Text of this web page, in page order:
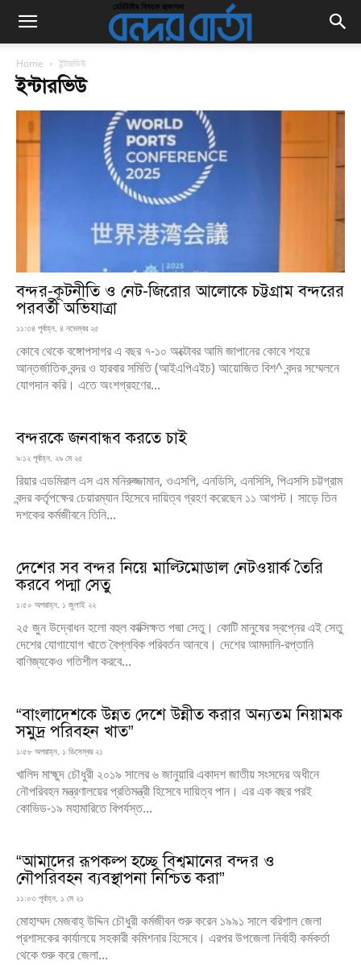
Home ইন্টারভিউ
ইন্টারভিউ
বন্দর-কূটনীতি ও নেট-জিরোর আলোকে চট্টগ্রাম বন্দরের
পরবর্তী অভিযাত্রা
১১:৩৪ পূর্বাহ্ন, ৪ নভেম্বর ২৫
কোবে থেকে বঙ্গোপসাগর এ বছর ৭-১০ অক্টোবর আমি জাপানের কোবে শহরে
আন্তর্জাতিক বন্দর ও হারবার সমিতি (আইএপিএইচ) আয়োজিত বিশ^ বন্দর সম্মেলনে
যোগদান করি। এতে অংশগ্রহণের...
বন্দরকে জনবান্ধব করতে চাই
৯:১২ পূর্বাহ্ন, ২৯ মে ২৫
রিয়ার এডমিরাল এস এম মনিরুজ্জামান, ওএসপি, এনডিসি, এনসিসি, পিএসসি চট্টগ্রাম
বন্দর কর্তৃপক্ষের চেয়ারম্যান হিসেবে দায়িত্ব গ্রহণ করেছেন ১১ আগস্ট। সাড়ে তিন
দশকের কর্মজীবনে তিনি...
দেশের সব বন্দর নিয়ে মাল্টিমোডাল নেটওয়ার্ক তৈরি
করবে পদ্মা সেতু
১:৫০ অপরাহ্ন, ১ জুলাই ২২
২৫ জুন উদ্বোধন হলো বহুল কাক্সিক্ষত পদ্মা সেতু। কোটি মানুষের স্বপ্নের এই সেতু
দেশের যোগাযোগ খাতে বৈপ্লবিক পরিবর্তন আনবে। দেশের আমদানি-রপ্তানি
বাণিজ্যকেও গতিশীল করবে...
“বাংলাদেশকে উন্নত দেশে উন্নীত করার অন্যতম নিয়ামক
সমুদ্র পরিবহন খাত”
১:৫৮ অপরাহ্ন, ১ ডিসেম্বর ২১
খালিদ মাহ্মুদ চৌধুরী ২০১৯ সালের ৬ জানুয়ারি একাদশ জাতীয় সংসদের অধীনে
নৌপরিবহন মন্ত্রণালয়ের প্রতিমন্ত্রী হিসেবে দায়িত্ব পান। এর এক বছর পরই
কোভিড-১৯ মহামারিতে বিপর্যস্ত...
“আমাদের রূপকল্প হচ্ছে বিশ্বমানের বন্দর ও
নৌপরিবহন ব্যবস্থাপনা নিশ্চিত করা”
১১:০৩ পূর্বাহ্ন, ১ মে ২১
মোহাম্মদ মেজবাহ্ উদ্দিন চৌধুরী কর্মজীবন শুরু করেন ১৯৯১ সালে বরিশাল জেলা
প্রশাসকের কার্যালয়ে সহকারী কমিশনার হিসেবে। এরপর উপজেলা নির্বাহী কর্মকর্তা
থেকে শুরু করে জেলা...